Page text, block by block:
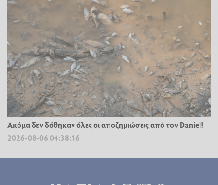
Ακόμα δεν δόθηκαν όλες οι αποζημιώσεις από τον Daniel!
2026-08-06 04:38:16